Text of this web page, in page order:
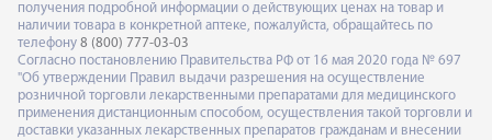
получения подробной информации о действующих ценах на товар и
наличии товара в конкретной аптеке, пожалуйста, обращайтесь по
телефону 8 (800) 777-03-03
Согласно постановлению Правительства РФ от 16 мая 2020 года № 697
"Об утверждении Правил выдачи разрешения на осуществление
розничной торговли лекарственными препаратами для медицинского
применения дистанционным способом, осуществления такой торговли и
доставки указанных лекарственных препаратов гражданам и внесении